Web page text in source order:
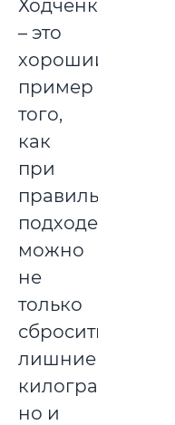
Ходченковой
– это
хороший
пример
того,
как
при
правильном
подходе
можно
не
только
сбросить
лишние
килограммы,
но и